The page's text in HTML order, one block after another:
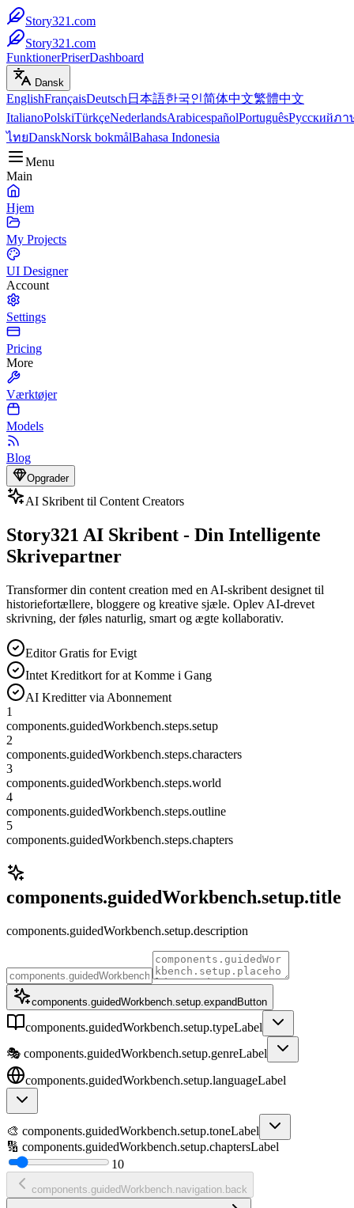
Story321.com
Story321.com
FunktionerPriserDashboard
Dansk
EnglishFrançaisDeutsch 日本語한국인简体中文繁體中文
ItalianoPolskiTürkçeNederlandsArabicespañolPortuguêsРусскийภา
ไทยDanskNorsk bokmålBahasa Indonesia
Menu
Main
Hjem
My Projects
UI Designer
Account
Settings
Pricing
More
Værktøjer
Models
Blog
Opgrader
AI Skribent til Content Creators
Story321 AI Skribent - Din Intelligente
Skrivepartner
Transformer din content creation med en AI-skribent designet til
historiefortællere, bloggere og kreative sjæle. Oplev AI-drevet
skrivning, der føles naturlig, smart og ægte kollaborativ.
Editor Gratis for Evigt
Intet Kreditkort for at Komme i Gang
AI Kreditter via Abonnement
1
components.guidedWorkbench.steps.setup
2
components.guidedWorkbench.steps.characters
3
components.guidedWorkbench.steps.world
4
components.guidedWorkbench.steps.outline
5
components.guidedWorkbench.steps.chapters
components.guidedWorkbench.setup.title
components.guidedWorkbench.setup.description
components.guidedWorkbench.setup.expandButton
components.guidedWorkbench.setup.typeLabel
🎭 components.guidedWorkbench.setup.genreLabel
components.guidedWorkbench.setup.languageLabel
🎨 components.guidedWorkbench.setup.toneLabel
🔢 components.guidedWorkbench.setup.chaptersLabel
10
components.guidedWorkbench.navigation.back